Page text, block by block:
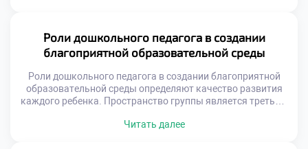
трансформируется в конкретный план действий.
Абитуриенты изучают требования к профессии и свои
возможности. Важным […]
Роли дошкольного педагога в создании
благоприятной образовательной среды
Роли дошкольного педагога в создании благоприятной
образовательной среды определяют качество развития
каждого ребенка. Пространство группы является третьим
психологическая атмосфера влияет на обучение
Читать далее